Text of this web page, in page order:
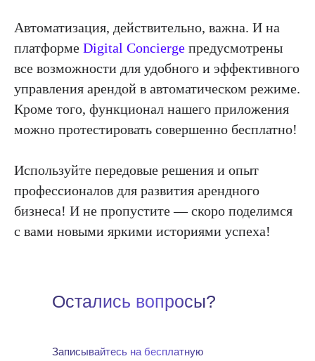
Автоматизация, действительно, важна. И на
платформе Digital Concierge предусмотрены
все возможности для удобного и эффективного
управления арендой в автоматическом режиме.
Кроме того, функционал нашего приложения
можно протестировать совершенно бесплатно!
Используйте передовые решения и опыт
профессионалов для развития арендного
бизнеса! И не пропустите — скоро поделимся
с вами новыми яркими историями успеха!
Остались вопросы?
Записывайтесь на бесплатную